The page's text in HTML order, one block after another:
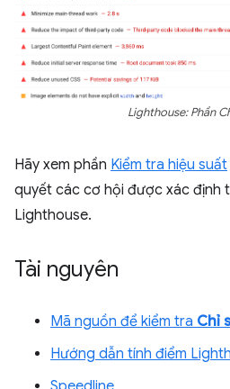
Lighthouse: Phần
Hãy xem phần Kiểm tra hiệu suất
quyết các cơ hội được xác định
Lighthouse.
Tài nguyên
Mã nguồn để kiểm tra Chỉ
Hướng dẫn tính điểm